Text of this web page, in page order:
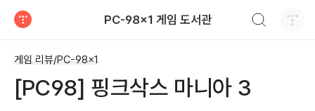
PC-98x1 게임 도서관
게임 리뷰/PC-98x1
[PC98] 핑크삭스 마니아 3